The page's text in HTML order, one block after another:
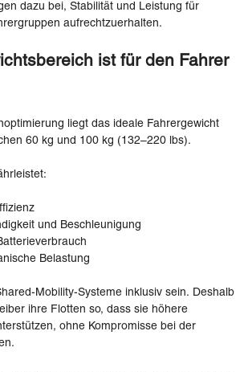
dazu bei, Stabilität und Leistung für
aufrechtzuerhalten.
ist für den Fahrer
liegt das ideale Fahrergewicht
60 kg und 100 kg (132–220 lbs).
und Beschleunigung
Belastung
Mobility-Systeme inklusiv sein. Deshalb
ihre Flotten so, dass sie höhere
ohne Kompromisse bei der